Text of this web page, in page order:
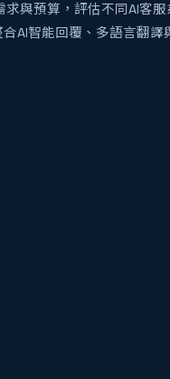
與預算，評估不同AI客
AI智能回覆、多語言翻